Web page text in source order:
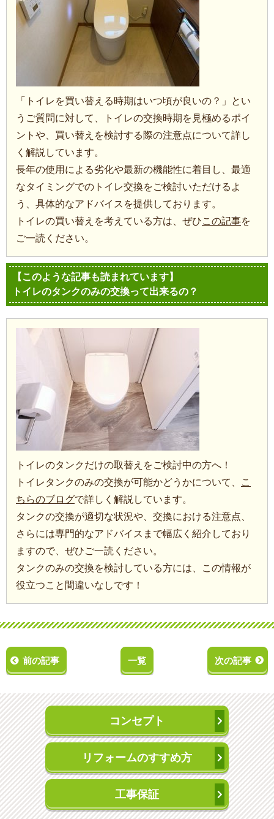
「トイレを買い替える時期はいつ頃が良いの？」とい
うご質問に対して、トイレの交換時期を見極めるポイ
ントや、買い替えを検討する際の注意点について詳し
く解説しています。
長年の使用による劣化や最新の機能性に着目し、最適
なタイミングでのトイレ交換をご検討いただけるよ
う、具体的なアドバイスを提供しております。
トイレの買い替えを考えている方は、ぜひこの記事を
ご一読ください。
【このような記事も読まれています】
トイレのタンクのみの交換って出来るの？
トイレのタンクだけの取替えをご検討中の方へ！
トイレタンクのみの交換が可能かどうかについて、
こ
ちらのブログで詳しく解説しています。
タンクの交換が適切な状況や、交換における注意点、
さらには専門的なアドバイスまで幅広く紹介しており
ますので、ぜひご一読ください。
タンクのみの交換を検討している方には、この情報が
役立つこと間違いなしです！
前の記事 一覧 次の記事
コンセプト
リフォームのすすめ方
工事保証